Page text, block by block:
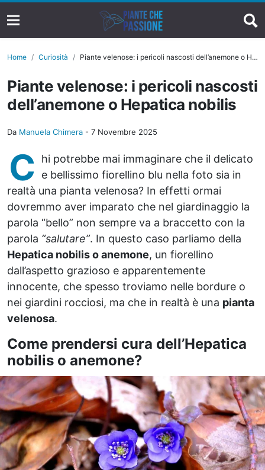
Home Curiosità Piante velenose: i pericoli nascosti dell’anemone o Hepatica nobilis
Piante velenose: i pericoli nascosti
dell’anemone o Hepatica nobilis
Da Manuela Chimera - 7 Novembre 2025
C
hi potrebbe mai immaginare che il delicato
e bellissimo fiorellino blu nella foto sia in
realtà una pianta velenosa? In effetti ormai
dovremmo aver imparato che nel giardinaggio la
parola “bello” non sempre va a braccetto con la
parola “salutare”. In questo caso parliamo della
Hepatica nobilis o anemone, un fiorellino
dall’aspetto grazioso e apparentemente
innocente, che spesso troviamo nelle bordure o
nei giardini rocciosi, ma che in realtà è una pianta
velenosa.
Come prendersi cura dell’Hepatica
nobilis o anemone?